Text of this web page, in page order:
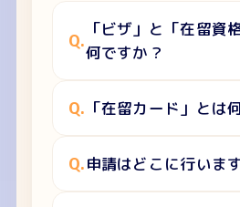
Q.
「ビザ」と「在留資
何ですか？
Q. 「在留カード」とは
Q.申請はどこに行いま